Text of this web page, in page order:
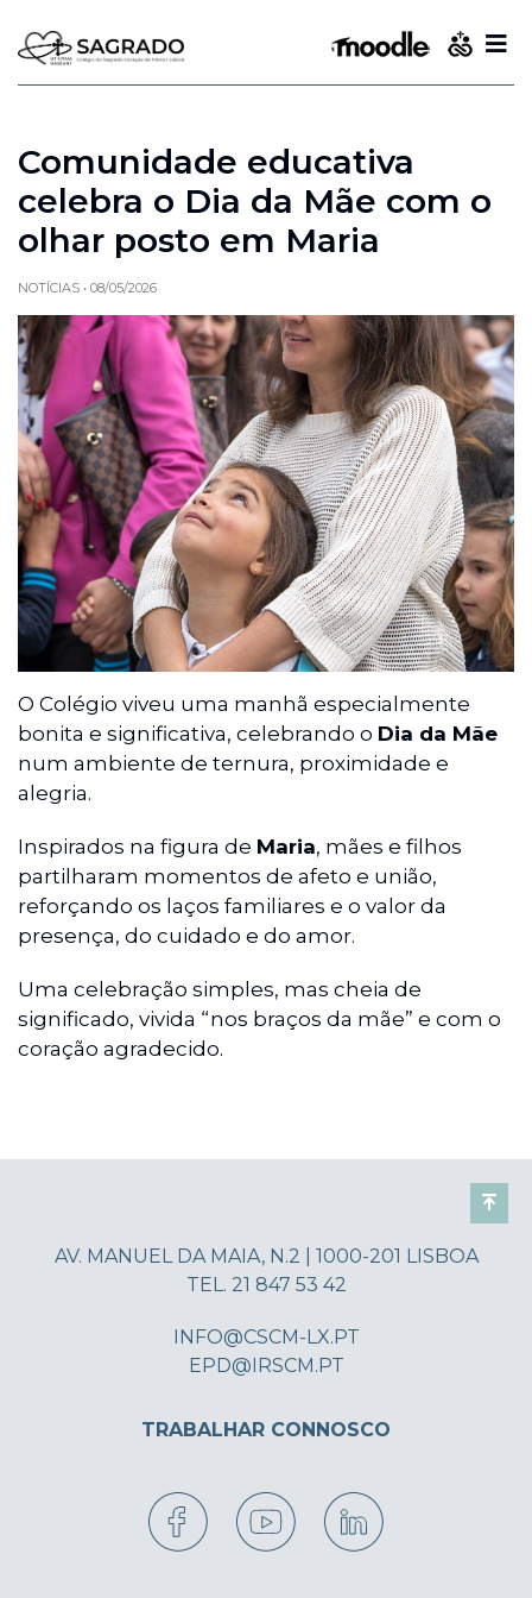
Comunidade educativa
celebra o Dia da Mãe com o
olhar posto em Maria
NOTÍCIAS • 08/05/2026
O Colégio viveu uma manhã especialmente
bonita e significativa, celebrando o Dia da Mãe
num ambiente de ternura, proximidade e
alegria.
Inspirados na figura de Maria, mães e filhos
partilharam momentos de afeto e união,
reforçando os laços familiares e o valor da
presença, do cuidado e do amor.
Uma celebração simples, mas cheia de
significado, vivida “nos braços da mãe” e com o
coração agradecido.
AV. MANUEL DA MAIA, N.2 | 1000-201 LISBOA
TEL. 21 847 53 42
INFO@CSCM-LX.PT
EPD@IRSCM.PT
TRABALHAR CONNOSCO